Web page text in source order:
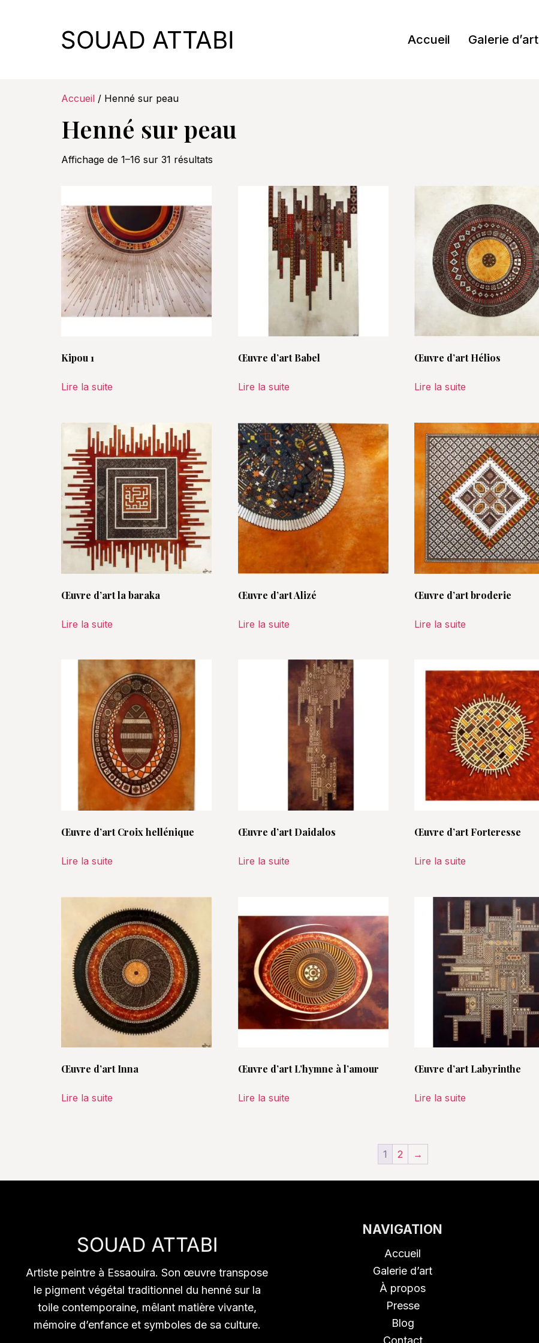
Accueil Galerie d’art
Accueil / Henné sur peau
Henné sur peau
Affichage de 1–16 sur 31 résultats
Kipou 1
Lire la suite
Œuvre d’art Babel
Lire la suite
Œuvre d’art Hélios
Lire la suite
Œuvre d’art la baraka
Lire la suite
Œuvre d’art Alizé
Lire la suite
Œuvre d’art broderie
Lire la suite
Œuvre d’art Croix hellénique
Lire la suite
Œuvre d’art Daidalos
Lire la suite
Œuvre d’art Forteresse
Lire la suite
Œuvre d’art Inna
Lire la suite
Œuvre d’art L’hymne à l’amour
Lire la suite
Œuvre d’art Labyrinthe
Lire la suite
1 2 →
Artiste peintre à Essaouira. Son œuvre transpose
le pigment végétal traditionnel du henné sur la
toile contemporaine, mêlant matière vivante,
mémoire d’enfance et symboles de sa culture.
NAVIGATION
Accueil
Galerie d’art
À propos
Presse
Blog